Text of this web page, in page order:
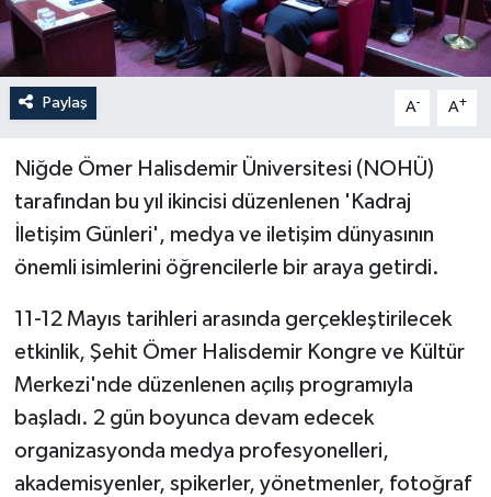
Paylaş A- A+
Niğde Ömer Halisdemir Üniversitesi (NOHÜ)
tarafından bu yıl ikincisi düzenlenen 'Kadraj
İletişim Günleri', medya ve iletişim dünyasının
önemli isimlerini öğrencilerle bir araya getirdi.
11-12 Mayıs tarihleri arasında gerçekleştirilecek
etkinlik, Şehit Ömer Halisdemir Kongre ve Kültür
Merkezi'nde düzenlenen açılış programıyla
başladı. 2 gün boyunca devam edecek
organizasyonda medya profesyonelleri,
akademisyenler, spikerler, yönetmenler, fotoğraf